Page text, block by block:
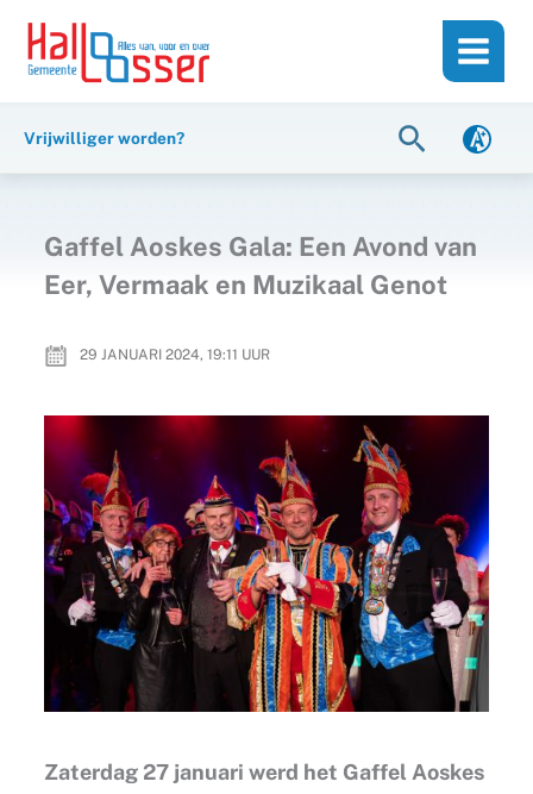
inhoud
naar
Vrijwilliger worden? Zoeken
Gaffel Aoskes Gala: Een Avond van
Eer, Vermaak en Muzikaal Genot
29 JANUARI 2024, 19:11 UUR
Zaterdag 27 januari werd het Gaffel Aoskes